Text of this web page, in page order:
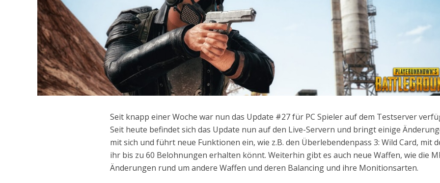
Seit knapp einer Woche war nun das Update #27 für PC Spieler auf dem Testserver
Seit heute befindet sich das Update nun auf den Live-Servern und bringt einige
mit sich und führt neue Funktionen ein, wie z.B. den Überlebendenpass 3: Wild Card, mit
ihr bis zu 60 Belohnungen erhalten könnt. Weiterhin gibt es auch neue Waffen, wie die
Änderungen rund um andere Waffen und deren Balancing und ihre Monitionsarten.